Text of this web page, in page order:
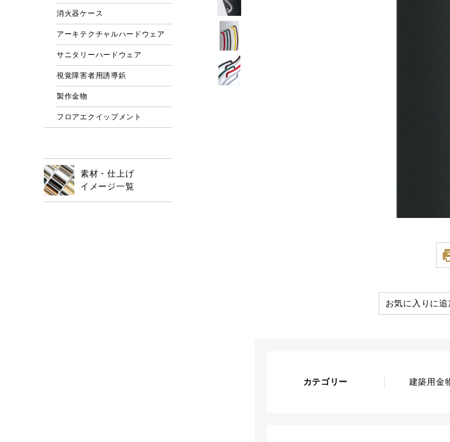
お気に入りに追
カテゴリー 建築用金
消火器ケース
アーキテクチャルハードウェア
サニタリーハードウェア
視覚障害者用誘導鋲
製作金物
フロアエクイップメント
素材・仕上げ
イメージ一覧